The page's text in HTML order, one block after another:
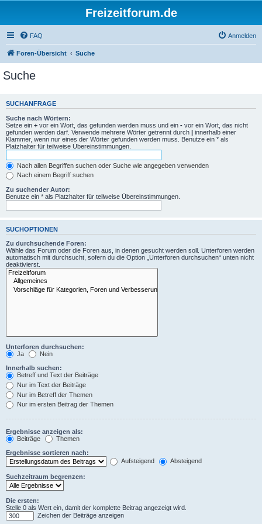
Freizeitforum.de
FAQ Anmelden
Foren-Übersicht Suche
Suche
SUCHANFRAGE
Suche nach Wörtern:
Setze ein + vor ein Wort, das gefunden werden muss und ein - vor ein Wort, das nicht
gefunden werden darf. Verwende mehrere Wörter getrennt durch | innerhalb einer
Klammer, wenn nur eines der Wörter gefunden werden muss. Benutze ein * als
Platzhalter für teilweise Übereinstimmungen.
Nach allen Begriffen suchen oder Suche wie angegeben verwenden
Nach einem Begriff suchen
Zu suchender Autor:
Benutze ein * als Platzhalter für teilweise Übereinstimmungen.
SUCHOPTIONEN
Zu durchsuchende Foren:
Wähle das Forum oder die Foren aus, in denen gesucht werden soll. Unterforen werden
automatisch mit durchsucht, sofern du die Option „Unterforen durchsuchen“ unten nicht
deaktivierst.
Unterforen durchsuchen:
Ja
Nein
Innerhalb suchen:
Betreff und Text der Beiträge
Nur im Text der Beiträge
Nur im Betreff der Themen
Nur im ersten Beitrag der Themen
Ergebnisse anzeigen als:
Beiträge
Themen
Ergebnisse sortieren nach:
Aufsteigend
Absteigend
Suchzeitraum begrenzen:
Die ersten:
Stelle 0 als Wert ein, damit der komplette Beitrag angezeigt wird.
Zeichen der Beiträge anzeigen